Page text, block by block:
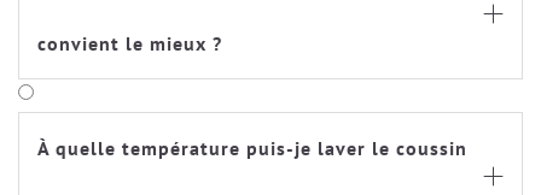
convient le mieux ?

À quelle température puis-je laver le coussin
